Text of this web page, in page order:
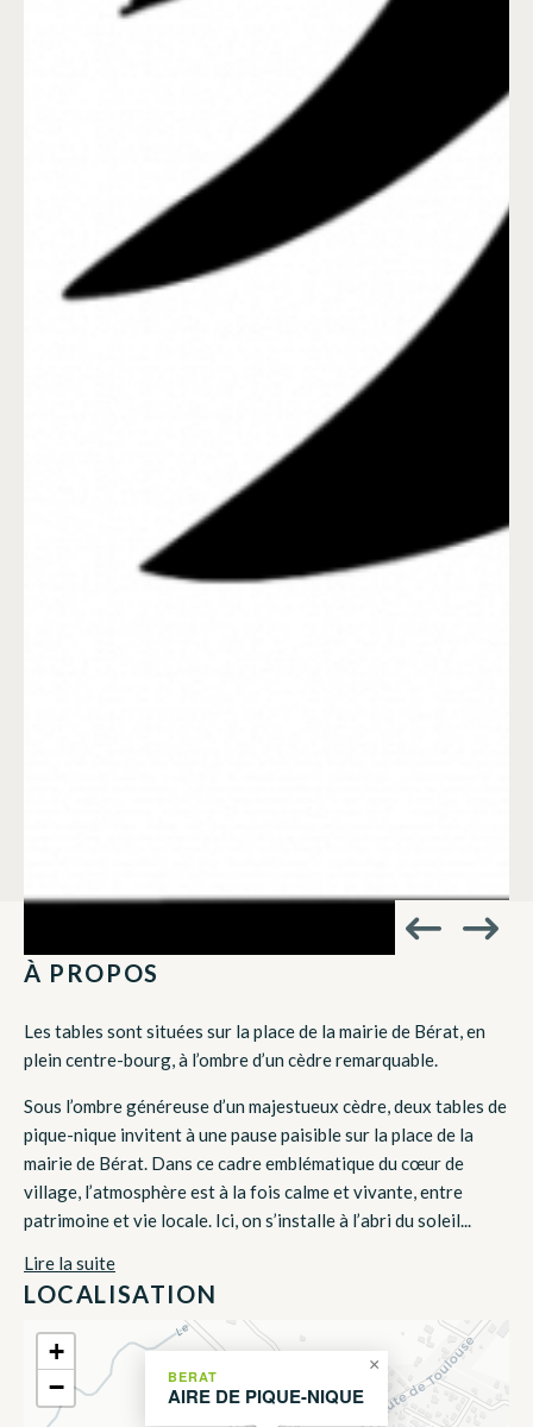
À PROPOS
Les tables sont situées sur la place de la mairie de Bérat, en
plein centre-bourg, à l’ombre d’un cèdre remarquable.
Sous l’ombre généreuse d’un majestueux cèdre, deux tables de
pique-nique invitent à une pause paisible sur la place de la
mairie de Bérat. Dans ce cadre emblématique du cœur de
village, l’atmosphère est à la fois calme et vivante, entre
patrimoine et vie locale. Ici, on s’installe à l’abri du soleil...
Lire la suite
LOCALISATION
BERAT
AIRE DE PIQUE-NIQUE
×
+
−